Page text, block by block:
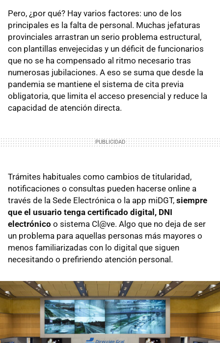
Pero, ¿por qué? Hay varios factores: uno de los
principales es la falta de personal. Muchas jefaturas
provinciales arrastran un serio problema estructural,
con plantillas envejecidas y un déficit de funcionarios
que no se ha compensado al ritmo necesario tras
numerosas jubilaciones. A eso se suma que desde la
pandemia se mantiene el sistema de cita previa
obligatoria, que limita el acceso presencial y reduce la
capacidad de atención directa.
Trámites habituales como cambios de titularidad,
notificaciones o consultas pueden hacerse online a
través de la Sede Electrónica o la app miDGT, siempre
que el usuario tenga certificado digital, DNI
electrónico o sistema Cl@ve. Algo que no deja de ser
un problema para aquellas personas más mayores o
menos familiarizadas con lo digital que siguen
necesitando o prefiriendo atención personal.